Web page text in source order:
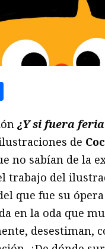
¿Y si fuera
de
no sabían de la
trabajo del
que fue su
en la oda que
desestiman,